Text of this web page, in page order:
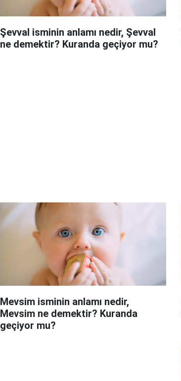
Şevval isminin anlamı nedir, Şevval
ne demektir? Kuranda geçiyor mu?
Mevsim isminin anlamı nedir,
Mevsim ne demektir? Kuranda
geçiyor mu?